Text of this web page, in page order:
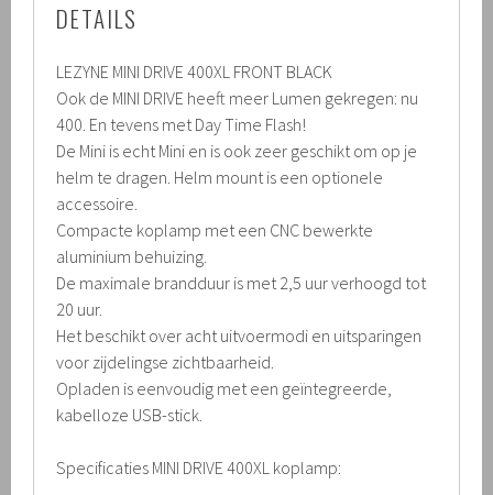
DETAILS
LEZYNE MINI DRIVE 400XL FRONT BLACK
Ook de MINI DRIVE heeft meer Lumen gekregen: nu
400. En tevens met Day Time Flash!
De Mini is echt Mini en is ook zeer geschikt om op je
helm te dragen. Helm mount is een optionele
accessoire.
Compacte koplamp met een CNC bewerkte
aluminium behuizing.
De maximale brandduur is met 2,5 uur verhoogd tot
20 uur.
Het beschikt over acht uitvoermodi en uitsparingen
voor zijdelingse zichtbaarheid.
Opladen is eenvoudig met een geïntegreerde,
kabelloze USB-stick.
Specificaties MINI DRIVE 400XL koplamp: